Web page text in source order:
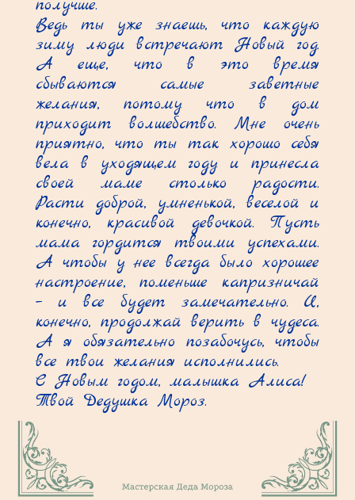
получше.
Ведь ты уже знаешь, что каждую
зиму люди встречают Новый год.
А еще, что в это время
сбываются самые заветные
желания, потому что в дом
приходит волшебство. Мне очень
приятно, что ты так хорошо себя
вела в уходящем году и принесла
своей маме столько радости.
Расти доброй, умненькой, веселой и
конечно, красивой девочкой. Пусть
мама гордится твоими успехами.
А чтобы у нее всегда было хорошее
настроение, поменьше капризничай
– и все будет замечательно. И,
конечно, продолжай верить в чудеса.
А я обязательно позабочусь, чтобы
все твои желания исполнились.
С Новым годом, малышка Алиса!
Твой Дедушка Мороз.